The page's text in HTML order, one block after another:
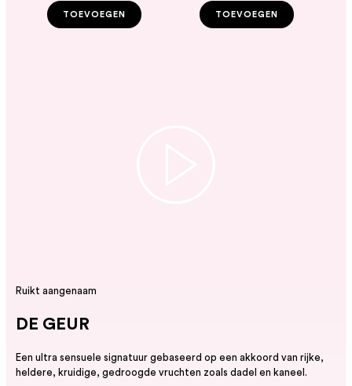
TOEVOEGEN TOEVOEGEN
Ruikt aangenaam
DE GEUR
Een ultra sensuele signatuur gebaseerd op een akkoord van rijke,
heldere, kruidige, gedroogde vruchten zoals dadel en kaneel.